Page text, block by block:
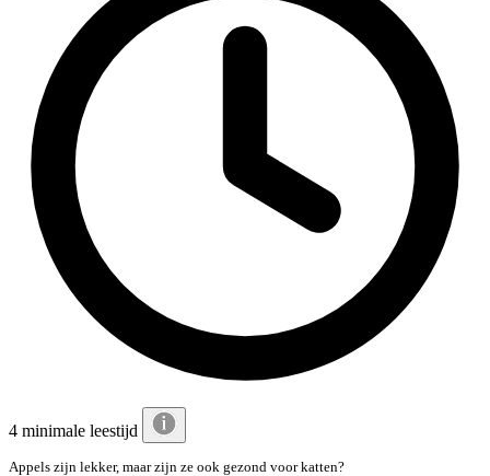
4 minimale leestijd
Appels zijn lekker, maar zijn ze ook gezond voor katten?